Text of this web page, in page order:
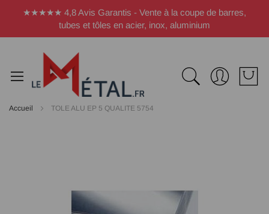
★★★★★ 4,8 Avis Garantis - Vente à la coupe de barres,
tubes et tôles en acier, inox, aluminium
Accueil TOLE ALU EP 5 QUALITE 5754